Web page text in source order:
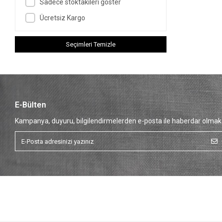
Protez Sütyen
Crop Sütyen
Mor Sütyen
Sadece stoktakileri göster
Ücretsiz Kargo
Seçimleri Temizle
E-Bülten
Kampanya, duyuru, bilgilendirmelerden e-posta ile haberdar